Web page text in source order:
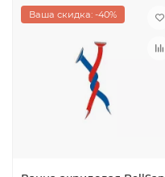
Ваша скидка: -40%